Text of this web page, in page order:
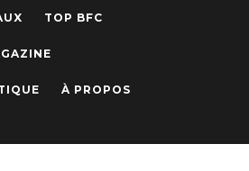
TOP BFC
À PROPOS